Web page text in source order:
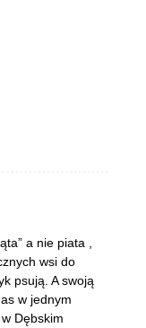
a nie piata ,
wsi do
psują. A swoją
w jednym
Dębskim